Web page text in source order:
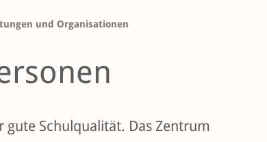
und Organisationen
gute Schulqualität. Das Zentrum